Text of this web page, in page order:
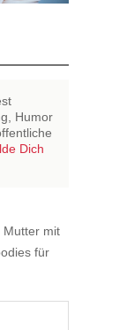
Humor
Dich
Mutter mit
für